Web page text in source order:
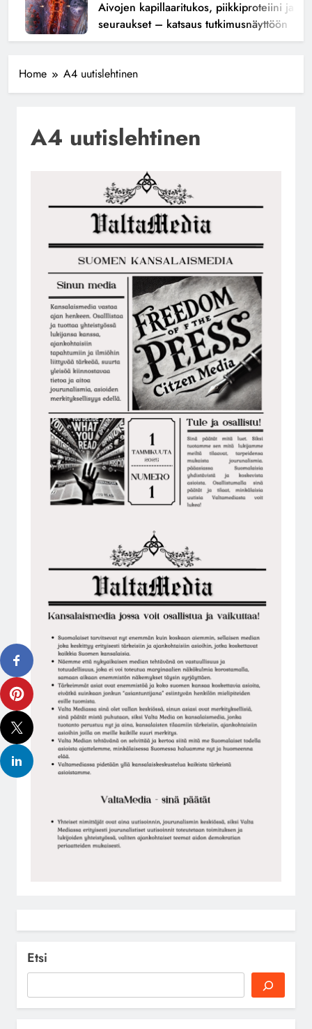
Aivojen kapillaaritukos, piikkiproteiini ja
seuraukset – katsaus tutkimusnäyttöön
Home A4 uutislehtinen
A4 uutislehtinen
Etsi